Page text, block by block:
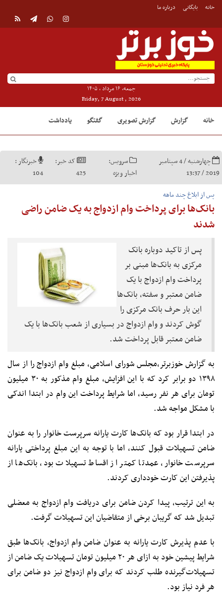
خانه بایگانی درباره ما
جمعه, ۱۶ مرداد , ۱۴۰۵
Friday, 7 August , 2026
خانه گزارش گزارش تصویری گفتگو یادداشت
چهارشنبه / 4 سپتامبر
2019 / 13:37
سرویس:
اخبار ویژه
کد خبر:
425
خبرنگار :
104
پس از ابلاغ چند ماهه
بانک‌ها برای پرداخت وام ازدواج به یک ضامن راضی
شدند
پس از تاکید دوباره بانک
مرکزی به بانک‌ها مبنی بر
پرداخت وام ازدواج با یک
ضامن معتبر و سفته، بانک‌ها
این بار حرف بانک مرکزی را
گوش کردند و وام ازدواج در بسیاری از شعب بانک‌ها با یک
ضامن معتبر قابل پرداخت شد.
به گزارش خوزبرتر،مجلس شورای اسلامی، مبلغ وام ازدواج را از سال
۱۳۹۸ دو برابر کرد که با این افزایش، مبلغ وام مذکور به ۳۰ میلیون
تومان برای هر نفر رسید، اما شرایط پرداخت این وام در ابتدا اندکی
با مشکل مواجه شد.
در ابتدا قرار بود که بانک‌ها کارت یارانه سرپرست خانوار را به عنوان
ضامن تسهیلات قبول کنند، اما با توجه به این مبلغ پرداختی یارانه
سرپرست خانوار، عمدتا کمتر از اقساط تسهیلات بود، بانک‌ها از
پذیرفتن این کارت خودداری کردند.
به این ترتیب، پیدا کردن ضامن برای دریافت وام ازدواج به معضلی
تبدیل شد که گریبان برخی از متقاضیان این تسهیلات گرفت.
با عدم پذیرش کارت یارانه به عنوان ضامن وام ازدواج، بانک‌ها طبق
شرایط پیشین خود به ازای هر ۲۰ میلیون تومان تسهیلات یک ضامن از
تسهیلات‌گیرنده طلب کردند که برای وام ازدواج نیز دو ضامن برای
هر فرد نیاز بود.